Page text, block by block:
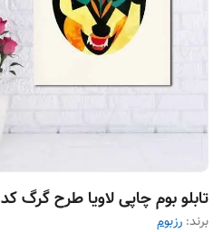
تابلو بوم چاپی لاویا طرح گرگ کد ART-3150
برند: رزبوم